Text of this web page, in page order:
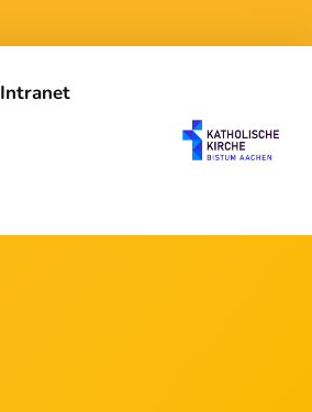
Intranet